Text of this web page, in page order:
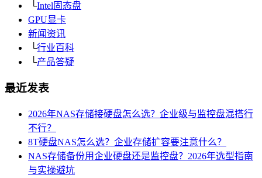
└Intel固态盘
GPU显卡
新闻资讯
└行业百科
└产品答疑
最近发表
2026年NAS存储接硬盘怎么选？企业级与监控盘混搭行
不行？
8T硬盘NAS怎么选？企业存储扩容要注意什么？
NAS存储备份用企业硬盘还是监控盘？2026年选型指南
与实操避坑